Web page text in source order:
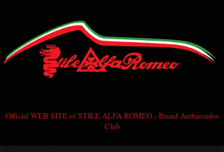
Official WEB SITE of STILE ALFA ROMEO - Brand Ambassador
Club